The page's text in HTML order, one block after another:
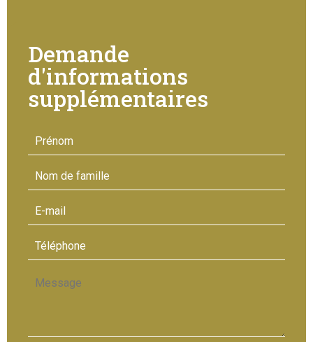
Demande
d'informations
supplémentaires